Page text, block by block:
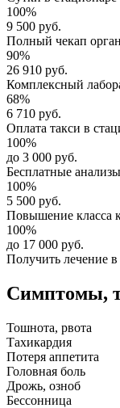
100%
9 500 руб.
Полный чекап
90%
26 910 руб.
Комплексный
68%
6 710 руб.
Оплата такси в
100%
до 3 000 руб.
Бесплатные анализы
100%
5 500 руб.
Повышение класса
100%
до 17 000 руб.
Получить лечение
Симптомы,
Тошнота, рвота
Тахикардия
Потеря аппетита
Головная боль
Дрожь, озноб
Бессонница